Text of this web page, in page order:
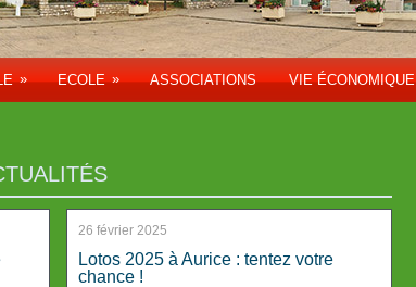
» ECOLE » ASSOCIATIONS VIE ÉCONOMIQUE
26 février 2025
Lotos 2025 à Aurice : tentez votre
chance !